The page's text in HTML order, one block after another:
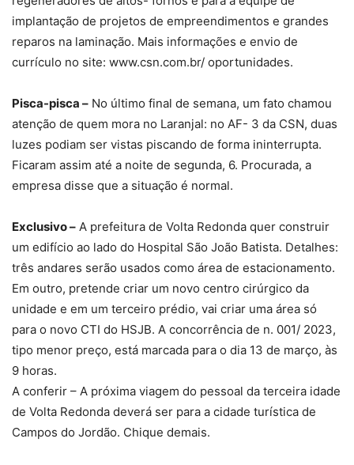
implantação de projetos de empreendimentos e grandes
reparos na laminação. Mais informações e envio de
currículo no site: www.csn.com.br/ oportunidades.
Pisca-pisca – No último final de semana, um fato chamou
atenção de quem mora no Laranjal: no AF- 3 da CSN, duas
luzes podiam ser vistas piscando de forma ininterrupta.
Ficaram assim até a noite de segunda, 6. Procurada, a
empresa disse que a situação é normal.
Exclusivo – A prefeitura de Volta Redonda quer construir
um edifício ao lado do Hospital São João Batista. Detalhes:
três andares serão usados como área de estacionamento.
Em outro, pretende criar um novo centro cirúrgico da
unidade e em um terceiro prédio, vai criar uma área só
para o novo CTI do HSJB. A concorrência de n. 001/ 2023,
tipo menor preço, está marcada para o dia 13 de março, às
9 horas.
A conferir – A próxima viagem do pessoal da terceira idade
de Volta Redonda deverá ser para a cidade turística de
Campos do Jordão. Chique demais.